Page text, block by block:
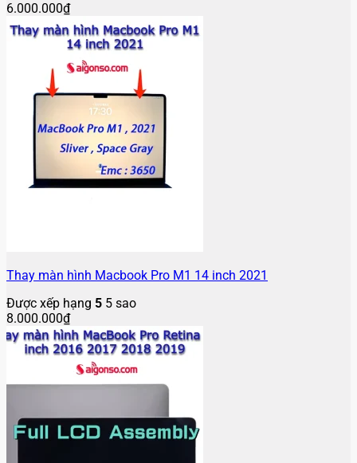
6.000.000₫
Thay màn hình Macbook Pro M1 14 inch 2021
Được xếp hạng 5 5 sao
8.000.000₫